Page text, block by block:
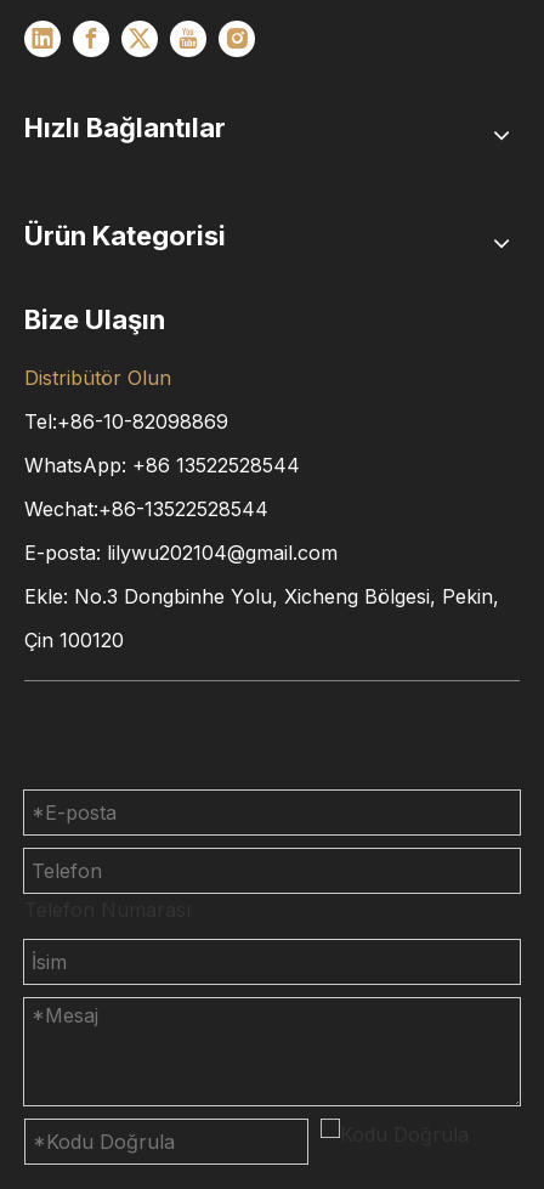
Hızlı Bağlantılar
Ürün Kategorisi
Bize Ulaşın
Distribütör Olun
Tel:+86-10-82098869
WhatsApp: +86 13522528544
Wechat:+86-13522528544
E-posta: lilywu202104@gmail.com
Ekle: No.3 Dongbinhe Yolu, Xicheng Bölgesi, Pekin,
Çin 100120